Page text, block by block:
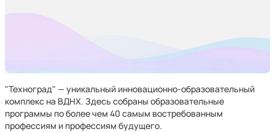
"Техноград" — уникальный инновационно-образовательный
комплекс на ВДНХ. Здесь собраны образовательные
программы по более чем 40 самым востребованным
профессиям и профессиям будущего.